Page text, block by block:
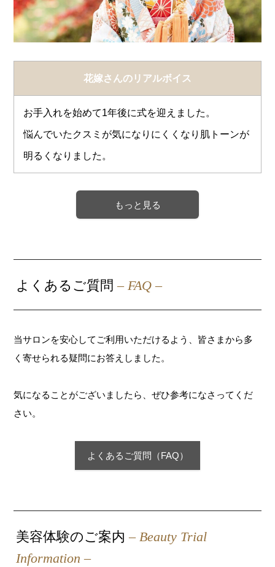
花嫁さんのリアルボイス
お手入れを始めて1年後に式を迎えました。
悩んでいたクスミが気になりにくくなり肌トーンが
明るくなりました。
もっと見る
よくあるご質問– FAQ –
当サロンを安心してご利用いただけるよう、皆さまから多
く寄せられる疑問にお答えしました。
気になることがございましたら、ぜひ参考になさってくだ
さい。
よくあるご質問（FAQ）
美容体験のご案内– Beauty Trial
Information –